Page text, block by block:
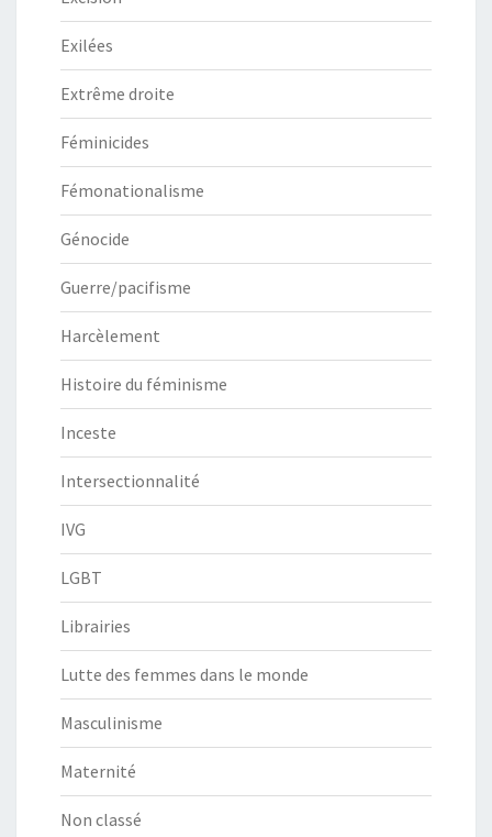
Exilées
Extrême droite
Féminicides
Fémonationalisme
Génocide
Guerre/pacifisme
Harcèlement
Histoire du féminisme
Inceste
Intersectionnalité
IVG
LGBT
Librairies
Lutte des femmes dans le monde
Masculinisme
Maternité
Non classé